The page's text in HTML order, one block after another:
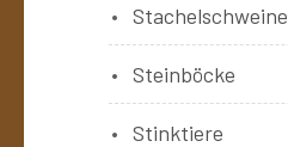
Stachelschweine
Steinböcke
Stinktiere